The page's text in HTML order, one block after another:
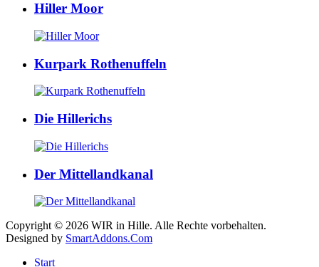
Hiller Moor
Kurpark Rothenuffeln
Die Hillerichs
Der Mittellandkanal
Copyright © 2026 WIR in Hille. Alle Rechte vorbehalten.
Designed by SmartAddons.Com
Start